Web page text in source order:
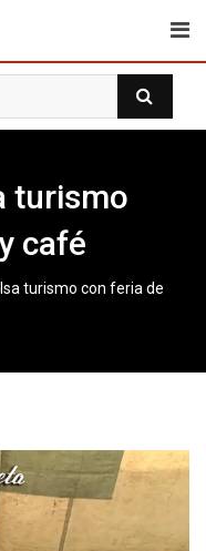
turismo
café
turismo con feria de